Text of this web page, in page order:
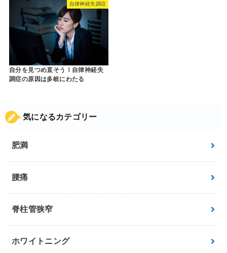
自律神経失調症
自分を見つめ直そう！自律神経失
調症の原因は多岐にわたる
気になるカテゴリー
肥満
腰痛
脊柱管狭窄
ホワイトニング